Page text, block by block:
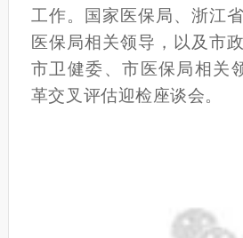
工作。国家医保局、浙江
医保局相关领导，以及市
市卫健委、市医保局相关
革交叉评估迎检座谈会。